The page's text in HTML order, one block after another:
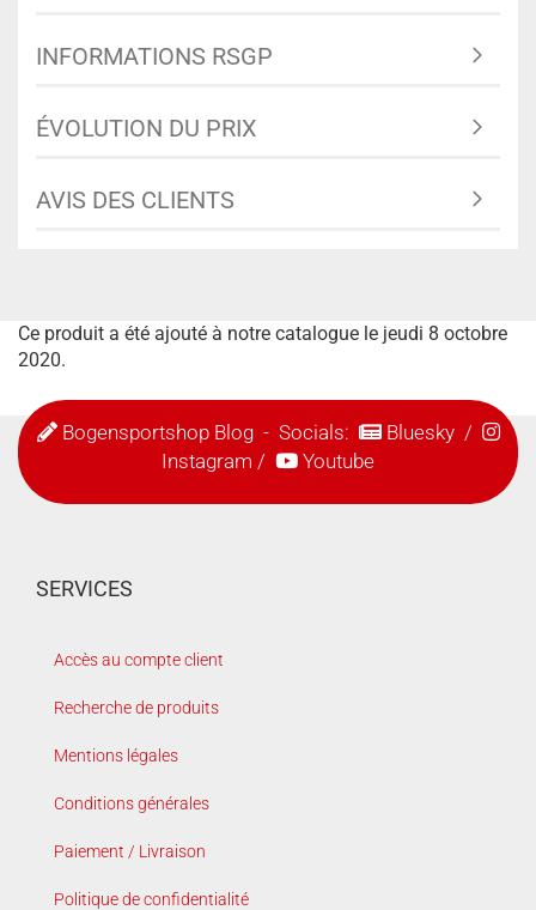
INFORMATIONS RSGP
ÉVOLUTION DU PRIX
AVIS DES CLIENTS
Ce produit a été ajouté à notre catalogue le jeudi 8 octobre
2020.
Bogensportshop Blog- Socials: Bluesky/
Instagram / Youtube
SERVICES
Accès au compte client
Recherche de produits
Mentions légales
Conditions générales
Paiement / Livraison
Politique de confidentialité